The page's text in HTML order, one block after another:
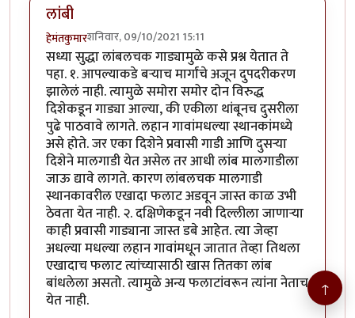
लांबी
हेमंतकुमारशनिवार, 09/10/2021 15:11
सध्या सुद्धा लांबलचक गाड्यामुळे कसे प्रश्न येतात ते
पहा. १. आपल्याकडे बऱ्याच मार्गांचे अजून दुपदरीकरण
झालेलं नाही. त्यामुळे समोरा समोर दोन विरुद्ध
दिशेकडून गाड्या आल्या, की एकीला थांबूनच दुसरीला
पुढे पाठवावे लागते. लहान गावांमधल्या स्थानकांमध्ये
असे होते. जर एका दिशेने प्रवासी गाडी आणि दुसर्‍या
दिशेने मालगाडी येत असेल तर आधी लांब मालगाडीला
जाऊ द्यावे लागते. कारण लांबलचक मालगाडी
स्थानकावरील एखादा फलाट अडवून जास्त काळ उभी
ठेवता येत नाही. २. दक्षिणेकडून नवी दिल्लीला जाणाऱ्या
काही प्रवासी गाड्याना जास्त डबे आहेत. त्या जेव्हा
अधल्या मधल्या लहान गावांमधून जातात तेव्हा तिथला
एखादाच फलाट त्यांच्यासाठी खास तितका लांब
बांधलेला असतो. त्यामुळे अन्य फलाटांवरून त्यांना नेताच
येत नाही.
↑